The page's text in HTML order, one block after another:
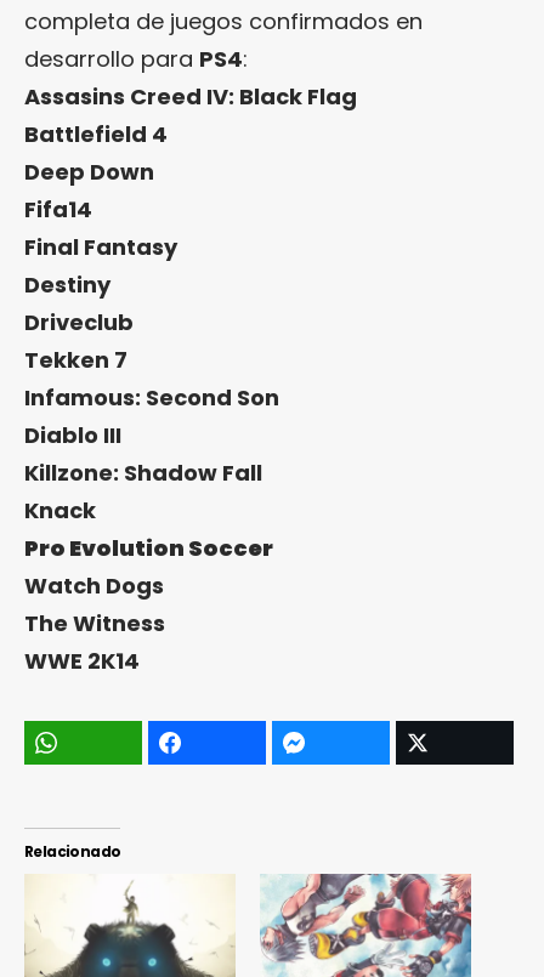
completa de juegos confirmados en
desarrollo para PS4:
Assasins Creed IV: Black Flag
Battlefield 4
Deep Down
Fifa14
Final Fantasy
Destiny
Driveclub
Tekken 7
Infamous: Second Son
Diablo III
Killzone: Shadow Fall
Knack
Pro Evolution Soccer
Watch Dogs
The Witness
WWE 2K14
Relacionado